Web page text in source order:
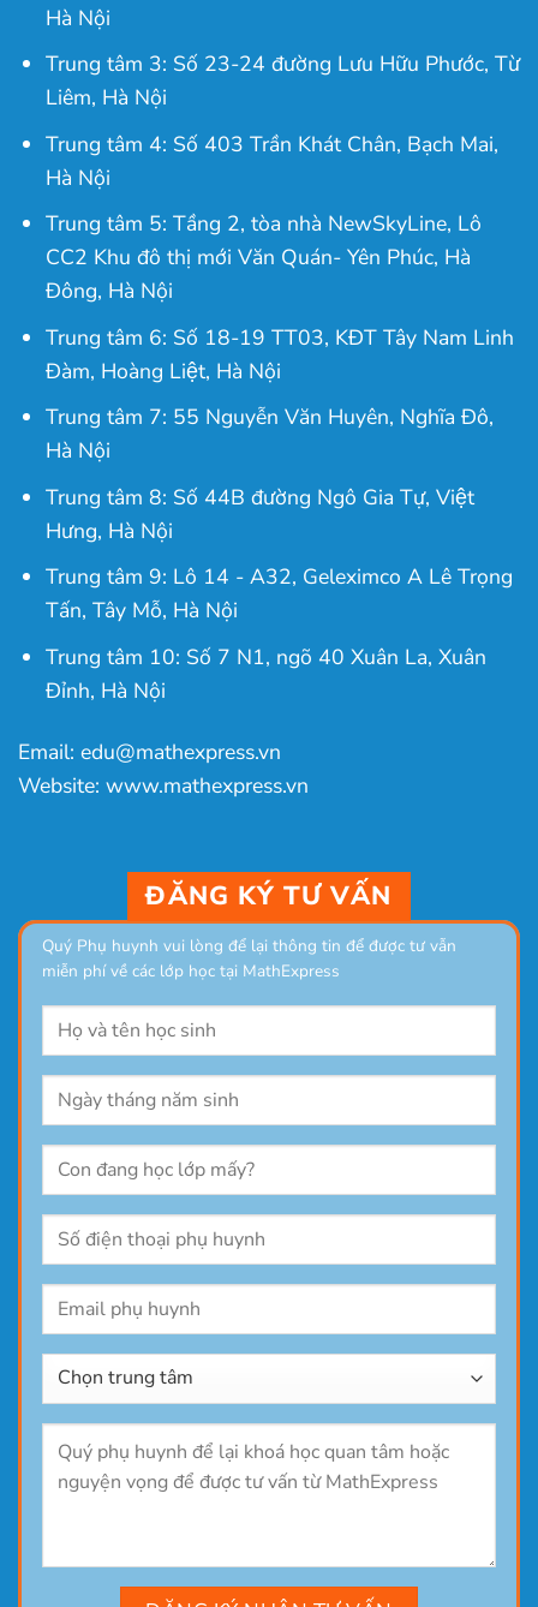
Hà Nội
Trung tâm 3: Số 23-24 đường Lưu Hữu Phước, Từ
Liêm, Hà Nội
Trung tâm 4: Số 403 Trần Khát Chân, Bạch Mai,
Hà Nội
Trung tâm 5: Tầng 2, tòa nhà NewSkyLine, Lô
CC2 Khu đô thị mới Văn Quán- Yên Phúc, Hà
Đông, Hà Nội
Trung tâm 6: Số 18-19 TT03, KĐT Tây Nam Linh
Đàm, Hoàng Liệt, Hà Nội
Trung tâm 7: 55 Nguyễn Văn Huyên, Nghĩa Đô,
Hà Nội
Trung tâm 8: Số 44B đường Ngô Gia Tự, Việt
Hưng, Hà Nội
Trung tâm 9: Lô 14 - A32, Geleximco A Lê Trọng
Tấn, Tây Mỗ, Hà Nội
Trung tâm 10: Số 7 N1, ngõ 40 Xuân La, Xuân
Đỉnh, Hà Nội
Email: edu@mathexpress.vn
Website: www.mathexpress.vn
ĐĂNG KÝ TƯ VẤN
Quý Phụ huynh vui lòng để lại thông tin để được tư vẫn
miễn phí về các lớp học tại MathExpress